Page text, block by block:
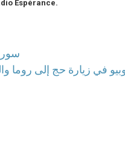
Espérance.
في زيارة حج إلى روما